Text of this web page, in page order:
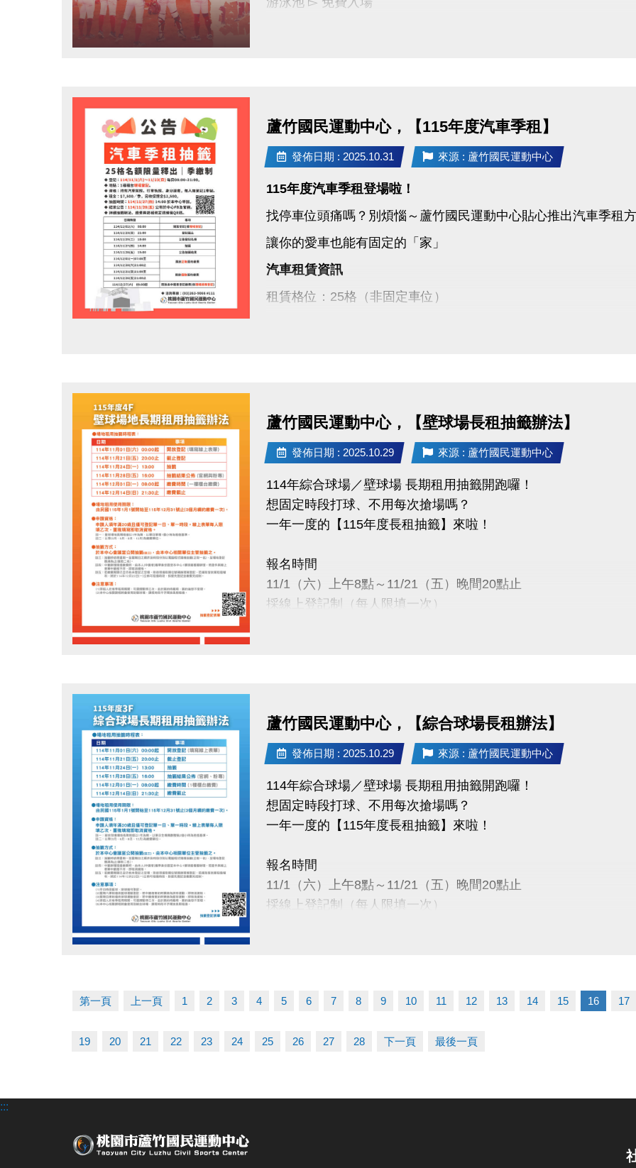
#桃園市政府體育局 #封王同樂 #運動中心優惠 #全民運動
蘆竹國民運動中心，【115年度汽車季租】
發佈日期 : 2025.10.31 來源 : 蘆竹國民運動中心
115年度汽車季租登場啦！
找停車位頭痛嗎？別煩惱～蘆竹國民運動中心貼心推出汽車季租
讓你的愛車也能有固定的「家」
汽車租賃資訊
租賃格位：25格（非固定車位）
每天 08:00～21:00 至本館1樓客服組辦理現場登記
名冊公告：11/25(二)前
抽籤日期：11/27(四) 14:00
地點：蘆竹國民運動中心1樓
(將同步於中心臉書及官網公告)
中籤繳費時間
小提醒：
每人限登記一輛車，不得重複或代登記。
承租權限限本人使用，不可轉讓。
讓你的愛車在蘆竹運動中心安心停、放心停~
蘆竹國民運動中心，【壁球場長租抽籤辦法】
發佈日期 : 2025.10.29 來源 : 蘆竹國民運動中心
114年綜合球場／壁球場 長期租用抽籤開跑囉！
想固定時段打球、不用每次搶場嗎？
一年一度的【115年度長租抽籤】來啦！
報名時間
11/1（六）上午8點～11/21（五）晚間20點止
採線上登記制（每人限填一次）
抽籤結果公布
11/28（五）下午16:00
公布於：1樓球館櫃台／官網／FB粉絲專頁
繳費時間
12/1（一）08:00～12/14（日）21:30止
使用期限
115/1/1～115/12/31（每三個月續約繳費一次）
蘆竹國民運動中心，【綜合球場長租辦法】
發佈日期 : 2025.10.29 來源 : 蘆竹國民運動中心
114年綜合球場／壁球場 長期租用抽籤開跑囉！
想固定時段打球、不用每次搶場嗎？
一年一度的【115年度長租抽籤】來啦！
報名時間
11/1（六）上午8點～11/21（五）晚間20點止
採線上登記制（每人限填一次）
11/28（五）下午16:00
繳費時間
第一頁 上一頁 1 2 3 4 5 6 7 8 9 10 11 12 13 14 15 16 17
19 20 21 22 23 24 25 26 27 28 下一頁 最後一頁
:::